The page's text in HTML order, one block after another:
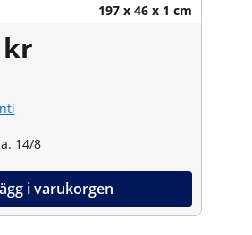
197 x 46 x 1 cm
kr
14/8
i varukorgen